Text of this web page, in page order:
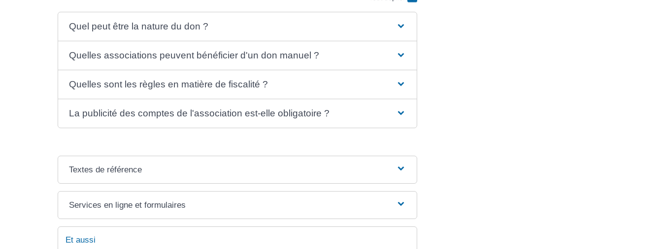
Quel peut être la nature du don ?
Quelles associations peuvent bénéficier d'un don manuel ?
Quelles sont les règles en matière de fiscalité ?
La publicité des comptes de l'association est-elle obligatoire ?
Textes de référence
Services en ligne et formulaires
Et aussi